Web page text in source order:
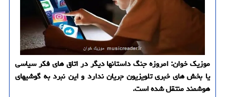
موزیک خوان: امروزه جنگ داستانها دیگر در اتاق های فکر سیاسی
یا بخش های خبری تلویزیون جریان ندارد و این نبرد به گوشیهای
هوشمند منتقل شده است.